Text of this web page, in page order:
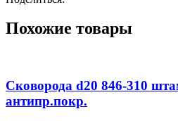
RDA-
Point
высокая,
д/
индукции
Похожие товары
Сковорода d20 846-310
антипр.покр.